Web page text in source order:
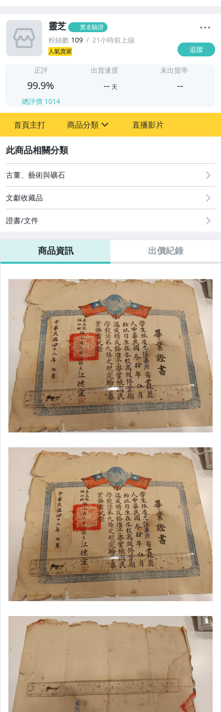
靈芝 實名驗證
粉絲數 109 21小時前上線
人氣賣家 追蹤
正評
99.9%
總評價 1014
出貨速度
-- 天
未出貨率
--
首頁主打 商品分類
圖書/影音/文具
古董、藝術與礦石
直播影片
古董、藝術與礦石
文獻收藏品
證書/文件
商品資訊 出價紀錄